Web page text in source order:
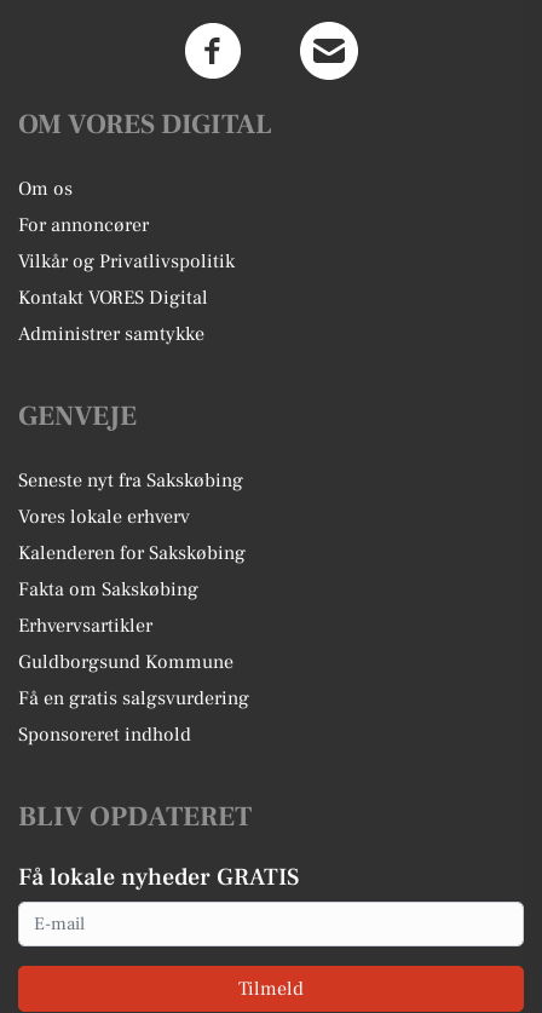
OM VORES DIGITAL
Om os
For annoncører
Vilkår og Privatlivspolitik
Kontakt VORES Digital
Administrer samtykke
GENVEJE
Seneste nyt fra Sakskøbing
Vores lokale erhverv
Kalenderen for Sakskøbing
Fakta om Sakskøbing
Erhvervsartikler
Guldborgsund Kommune
Få en gratis salgsvurdering
Sponsoreret indhold
BLIV OPDATERET
Få lokale nyheder GRATIS
Email
Tilmeld